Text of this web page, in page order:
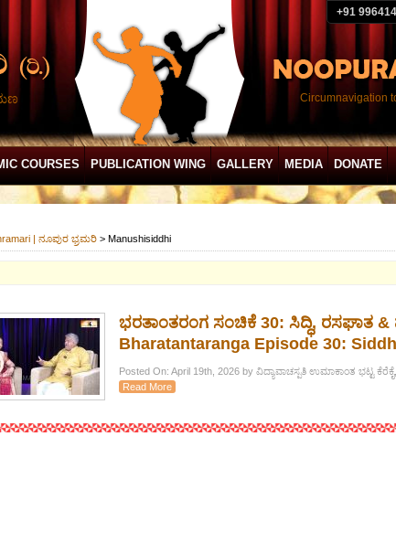
+91
Circumnavigation
COURSES PUBLICATION WING GALLERY MEDIA DONATE
| ನೂಪುರ ಭ್ರಮರಿ > Manushisiddhi
ಭರತಾಂತರಂಗ ಸಂಚಿಕೆ 30: ಸಿದ್ಧಿ, ರಸಘಾತ &
Bharatantaranga Episode 30:
Posted On: April 19th, 2026 by ವಿದ್ಯಾವಾಚಸ್ಪತಿ ಉಮಾಕಾಂತ ಭಟ್ಟ
Read More